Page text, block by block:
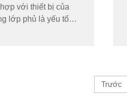
với thiết bị của
lớp phủ là yếu tố
dài tuổi thọ thiết
Trước